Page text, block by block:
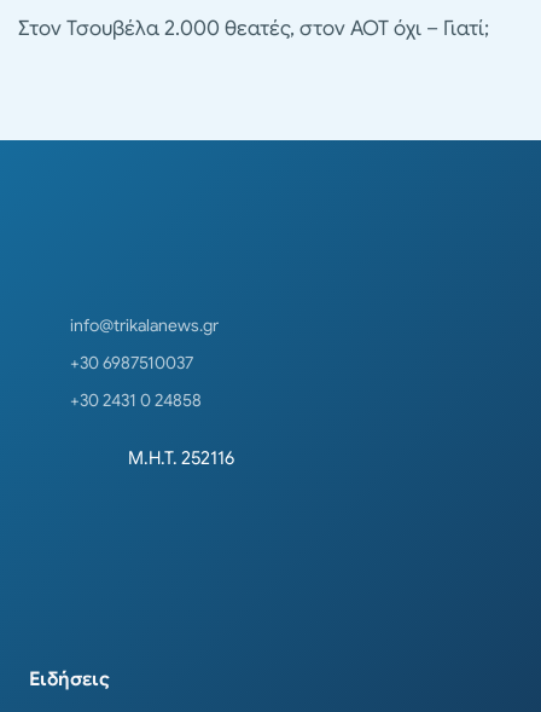
Στον Τσουβέλα 2.000 θεατές, στον ΑΟΤ όχι – Γιατί;
info@trikalanews.gr
+30 6987510037
+30 2431 0 24858
Μ.Η.Τ. 252116
Ειδήσεις